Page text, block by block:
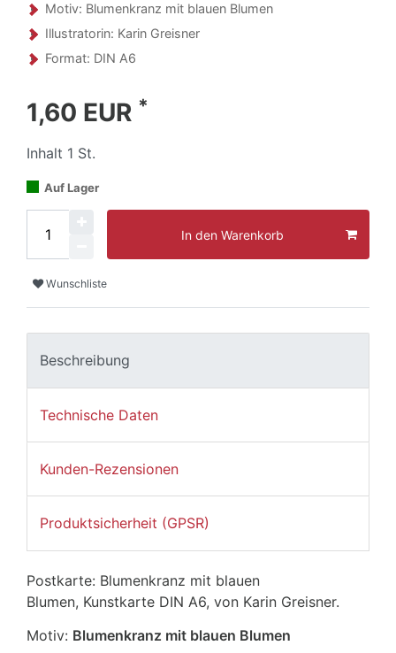
Motiv: Blumenkranz mit blauen Blumen
Illustratorin: Karin Greisner
Format: DIN A6
1,60 EUR *
Inhalt 1 St.
Auf Lager
In den Warenkorb
Wunschliste
Beschreibung
Technische Daten
Kunden-Rezensionen
Produktsicherheit (GPSR)
Postkarte: Blumenkranz mit blauen
Blumen, Kunstkarte DIN A6, von Karin Greisner.
Motiv: Blumenkranz mit blauen Blumen